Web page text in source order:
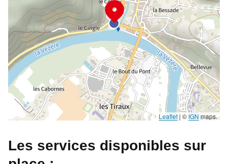
Leaflet | © IGN maps.
Les services disponibles sur